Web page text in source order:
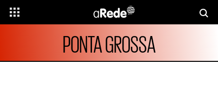
PONTA GROSSA